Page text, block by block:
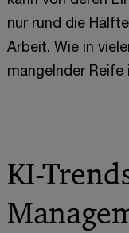
nur rund die
Arbeit. Wie in
mangelnder
KI-